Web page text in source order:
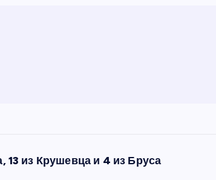
13 из Крушевца и 4 из Бруса